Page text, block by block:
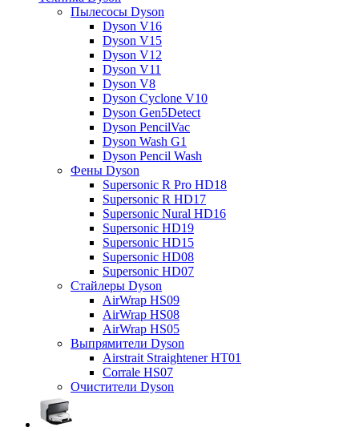
Пылесосы Dyson
Dyson V16
Dyson V15
Dyson V12
Dyson V11
Dyson V8
Dyson Cyclone V10
Dyson Gen5Detect
Dyson PencilVac
Dyson Wash G1
Dyson Pencil Wash
Фены Dyson
Supersonic R Pro HD18
Supersonic R HD17
Supersonic Nural HD16
Supersonic HD19
Supersonic HD15
Supersonic HD08
Supersonic HD07
Стайлеры Dyson
AirWrap HS09
AirWrap HS08
AirWrap HS05
Выпрямители Dyson
Airstrait Straightener HT01
Corrale HS07
Очистители Dyson